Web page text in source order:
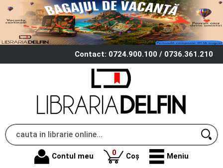
Contact: 0724.900.100 / 0736.361.210
Contul meu 0produse
Coș Meniu